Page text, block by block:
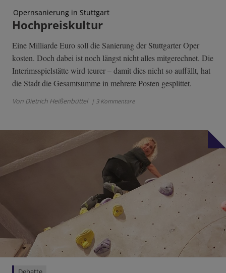
Opernsanierung in Stuttgart
Hochpreiskultur
Eine Milliarde Euro soll die Sanierung der Stuttgarter Oper
kosten. Doch dabei ist noch längst nicht alles mitgerechnet. Die
Interimsspielstätte wird teurer – damit dies nicht so auffällt, hat
die Stadt die Gesamtsumme in mehrere Posten gesplittet.
Von Dietrich Heißenbüttel | 3 Kommentare